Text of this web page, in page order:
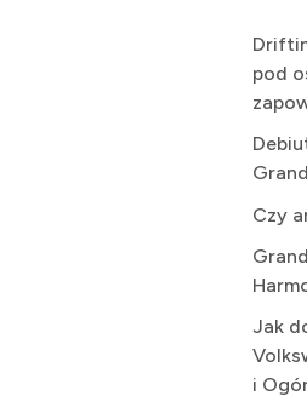
pod
Czy
Jak
i